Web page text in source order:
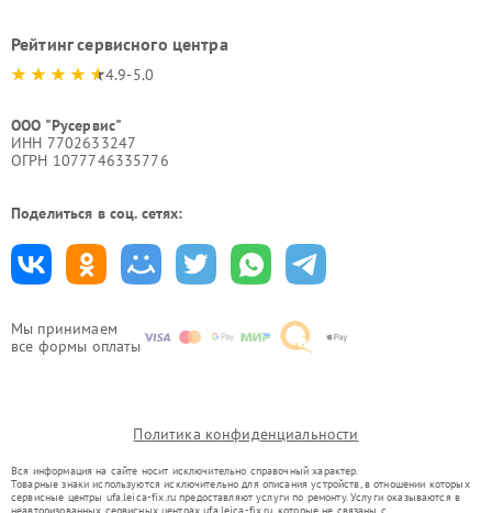
Мы принимаем
все формы оплаты
Рейтинг сервисного центра
4.9-5.0
ООО "Русервис"
ИНН 7702633247
ОГРН 1077746335776
Поделиться в соц. сетях:
Политика конфиденциальности
Вся информация на сайте носит исключительно справочный характер.
Товарные знаки используются исключительно для описания устройств, в отношении которых
сервисные центры ufa.leica-fix.ru предоставляют услуги по ремонту. Услуги оказываются в